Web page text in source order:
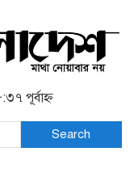
পূর্বাহ্ন
Search